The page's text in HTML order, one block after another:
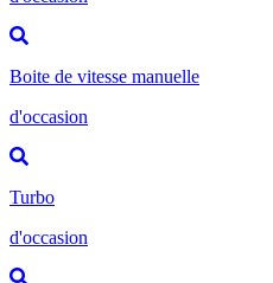
Boite de vitesse manuelle
d'occasion
Turbo
d'occasion